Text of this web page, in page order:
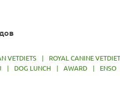
VETDIETS ROYAL CANINE
DOG LUNCH AWARD ENSO